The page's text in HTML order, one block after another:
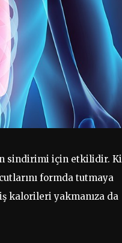
sindirimi için etkilidir.
formda tutmaya
kalorileri yakmanıza da